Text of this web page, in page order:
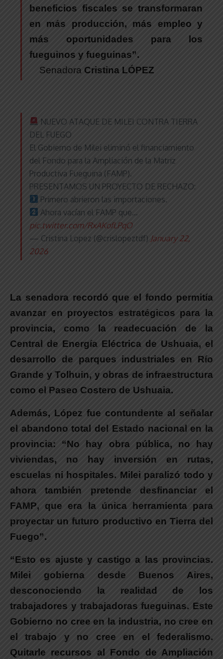
beneficios fiscales se transformaran
en más producción, más empleo y
más oportunidades para los
fueguinos y fueguinas”.
Senadora Cristina LÓPEZ
NUEVO ATAQUE DE MILEI CONTRA TIERRA
DEL FUEGO
El Gobierno de Milei eliminó el financiamiento
del Fondo para la Ampliación de la Matriz
Productiva Fueguina (FAMP).
PRESENTAMOS UN PROYECTO DE RECHAZO:
Primero abrieron las importaciones.
Ahora vacían el FAMP que…
pic.twitter.com/RxAKofLPqO
— Cristina Lopez (@crislopeztdf) January 22,
2026
La senadora recordó que el fondo permitía
avanzar en proyectos estratégicos para la
provincia, como la readecuación de la
Central de Energía Eléctrica de Ushuaia, el
desarrollo de parques industriales en Río
Grande y Tolhuin, y obras de infraestructura
como el Paseo Costero de Ushuaia.
Además, López fue contundente al señalar
el abandono total del Estado nacional en la
provincia: “No hay obra pública, no hay
viviendas, no hay inversión en rutas,
escuelas ni hospitales. Milei paralizó todo y
ahora también pretende desfinanciar el
FAMP, que era la única herramienta para
proyectar un futuro productivo en Tierra del
Fuego”.
“Esto es ajuste y castigo a las provincias.
Milei gobierna desde Buenos Aires,
desconociendo la realidad de los
trabajadores y trabajadoras fueguinas. Este
Gobierno no cree en la industria, no cree en
el trabajo y no cree en el federalismo.
Quitarle recursos al Fondo de Ampliación